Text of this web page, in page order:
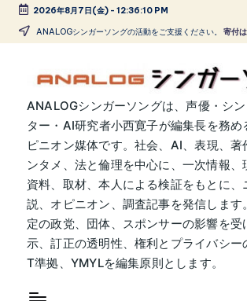
Skip
2026年8月7日(金)- 12:36:11 PM
ANALOGシンガーソングの活動をご支援ください。 寄付
A
N
A
L
O
G
シ
ン
ANALOGシンガーソングは、声優・シ
ター・AI研究者小西寛子が編集長を務め
ピニオン媒体です。社会、AI、表現、著
ンタメ、法と倫理を中心に、一次情報、
資料、取材、本人による検証をもとに、
説、オピニオン、調査記事を発信します
定の政党、団体、スポンサーの影響を受
示、訂正の透明性、権利とプライバシ
T準拠、YMYLを編集原則とします。